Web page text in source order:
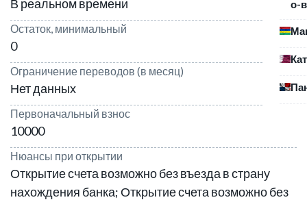
о-
В реальном времени
Остаток, минимальный
0
Ограничение переводов (в месяц)
Нет данных
Первоначальный взнос
10000
Нюансы при открытии
Открытие счета возможно без въезда в страну
нахождения банка; Открытие счета возможно без